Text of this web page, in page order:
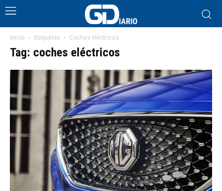
Inicio Etiquetas Coches eléctricos
Tag: coches eléctricos